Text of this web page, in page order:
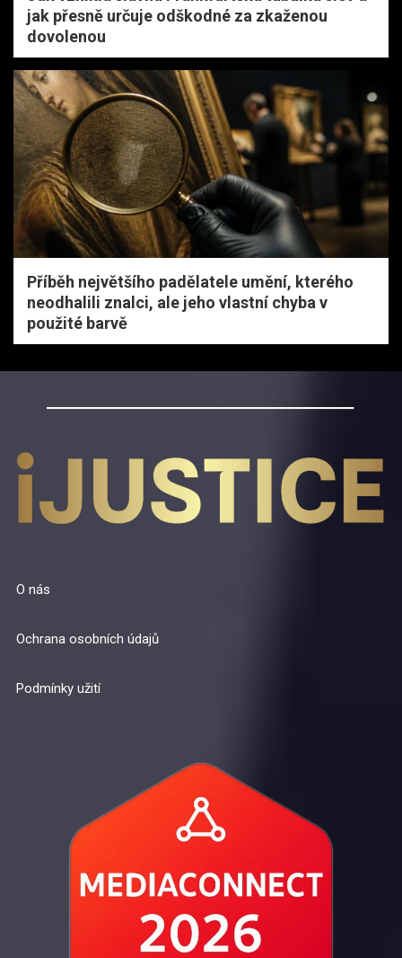
jak přesně určuje odškodné za zkaženou
dovolenou
Příběh největšího padělatele umění, kterého
neodhalili znalci, ale jeho vlastní chyba v
použité barvě
O nás
Ochrana osobních údajů
Podmínky užití